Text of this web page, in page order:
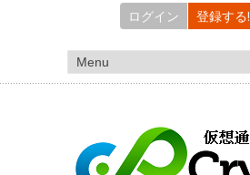
ログイン 登録する!